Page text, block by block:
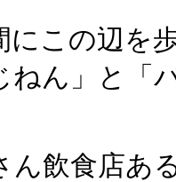
この辺を
ねん」と「
ん飲食店あ